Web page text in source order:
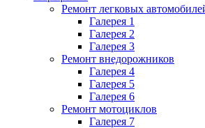
Ремонт легковых
Галерея 1
Галерея 2
Галерея 3
Ремонт внедорожников
Галерея 4
Галерея 5
Галерея 6
Ремонт мотоциклов
Галерея 7